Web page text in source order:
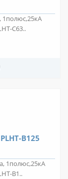
1полюс,25кА
C63..
B125
1полюс,25кА
B1..